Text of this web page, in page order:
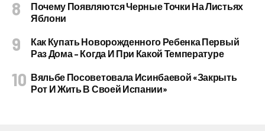
Почему Появляются Черные Точки На Листьях
Яблони
Как Купать Новорожденного Ребенка Первый
Раз Дома – Когда И При Какой Температуре
Вяльбе Посоветовала Исинбаевой «закрыть
Рот И Жить В Своей Испании»